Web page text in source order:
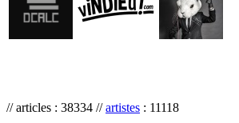
// articles : 38334 //artistes : 11118